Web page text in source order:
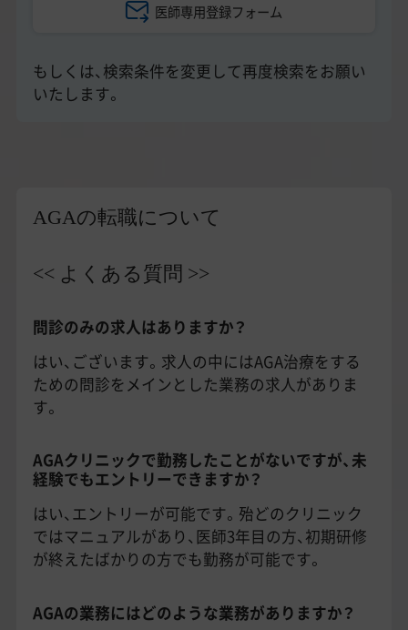
医師採用ご担当者様・その他問い合わせ
医師専用登録フォーム
もしくは、検索条件を変更して再度検索をお願い
いたします。
AGAの転職について
<< よくある質問 >>
問診のみの求人はありますか？
はい、ございます。求人の中にはAGA治療をする
ための問診をメインとした業務の求人がありま
す。
AGAクリニックで勤務したことがないですが、未
経験でもエントリーできますか？
はい、エントリーが可能です。殆どのクリニック
ではマニュアルがあり、医師3年目の方、初期研修
が終えたばかりの方でも勤務が可能です。
AGAの業務にはどのような業務がありますか？